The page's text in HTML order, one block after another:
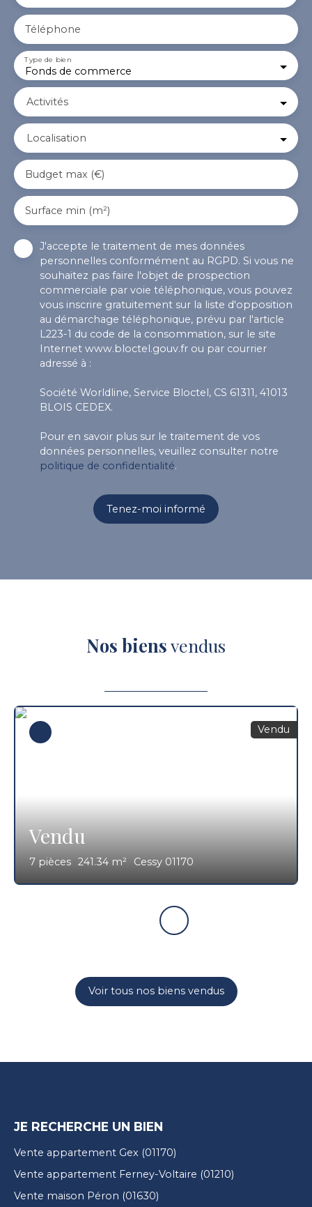
Téléphone
Fonds de commerce
Type de bien
Activités
Localisation
Budget max (€)
Surface min (m²)
J'accepte le traitement de mes données
personnelles conformément au RGPD. Si vous ne
souhaitez pas faire l'objet de prospection
commerciale par voie téléphonique, vous pouvez
vous inscrire gratuitement sur la liste d'opposition
au démarchage téléphonique, prévu par l'article
L223-1 du code de la consommation, sur le site
Internet www.bloctel.gouv.fr ou par courrier
adressé à :
Société Worldline, Service Bloctel, CS 61311, 41013
BLOIS CEDEX.
Pour en savoir plus sur le traitement de vos
données personnelles, veuillez consulter notre
politique de confidentialité.
Tenez-moi informé
Nos biensvendus
Vendu
7 pièces 241.34 m² Cessy 01170
Vendu
Voir tous nos biens vendus
JE RECHERCHE UN BIEN
Vente appartement Gex (01170)
Vente appartement Ferney-Voltaire (01210)
Vente maison Péron (01630)